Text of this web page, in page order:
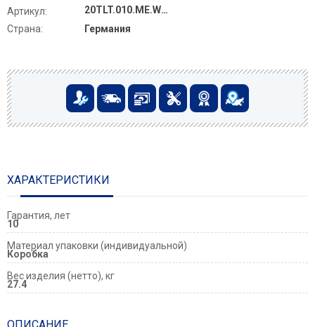
Артикул:
20TLT.010.ME.WH.PG03
Страна:
Германия
ХАРАКТЕРИСТИКИ
Гарантия, лет
10
Материал упаковки (индивидуальной)
Коробка
Вес изделия (нетто), кг
27.4
ОПИСАНИЕ